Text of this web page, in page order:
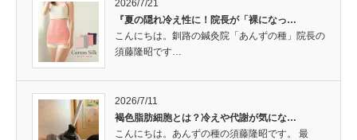
2026/7/21
『夏の隠れ冷え性に！院長が「裸になっ…
こんにちは。釧路の鍼灸院「あんずの種」院長の
須藤隆昭です…
2026/7/11
褐色脂肪細胞とは？冷えや代謝が気にな…
こんにちは。あんずの種の須藤隆昭です。 最